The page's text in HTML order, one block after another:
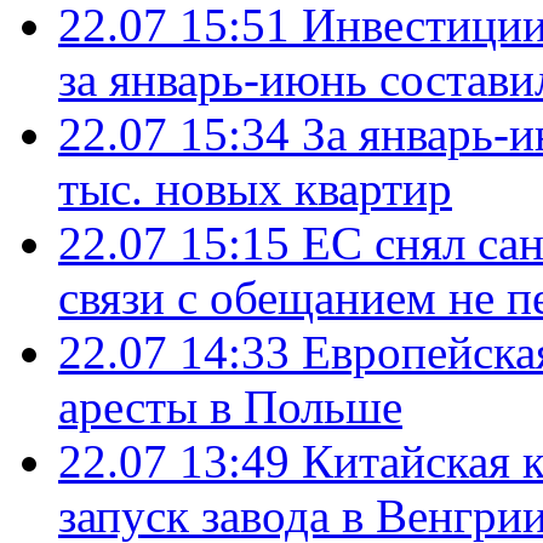
22.07 15:51
за январь-июнь
22.07 15:34 За январь-
тыс. новых квартир
22.07 15:15 ЕС снял
связи с обещанием не
22.07 14:33
аресты в Польше
22.07 13:49 Китайская
запуск завода в